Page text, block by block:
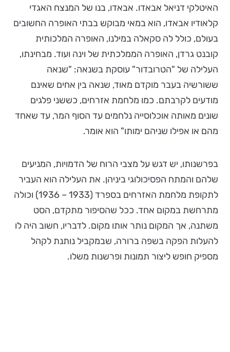
האיטלקי דניאל אבאדו. אבאדו, בנו של המנצח האגדי
קלאודיו אבאדו, הוא במאי מבוקש בבתי האופרה החשובים
בעולם, כולל לה סקאלה במילנו, האופרה המלכותית
קובנט גרדן, האופרה הממלכתית של וינה ועוד. מבחינתו,
העלילה של "הטרובדור" עוסקת בשנאה: "שנאה
ששורשיה בעבר מוקדם מאוד, שנאה בין אחים שאינם
מודעים לקרבתם. כמו מלחמת אזרחים, כששני פלגים
שונים מאותה אוכלוסייה נלחמים עד הסוף המר, עד שאחד
מהם או אפילו שניהם ימותו" הוא אומר.
בפרשנותו, יש דגש על מצבי הרוח של הדמויות, המניעים
שלהם והמתח הפסיכולוגי ביניהן. את העלילה הוא העביר
לתקופת מלחמת האזרחים בספרד (1933 – 1936) וכולה
מתרחשת במקום אחד. ככל שהסיפור מתקדם, הסט
משתנה, אך המקום נותר אותו מקום. לדבריו, חשוב היה לו
להעלות הפקה בשפה ברורה, שבמקביל נותנת לקהל
מספיק חופש ליצור תמונות ופרשנות משלו.